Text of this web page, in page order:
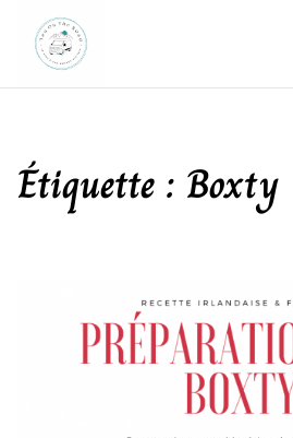
Skip to content
Étiquette : Boxty